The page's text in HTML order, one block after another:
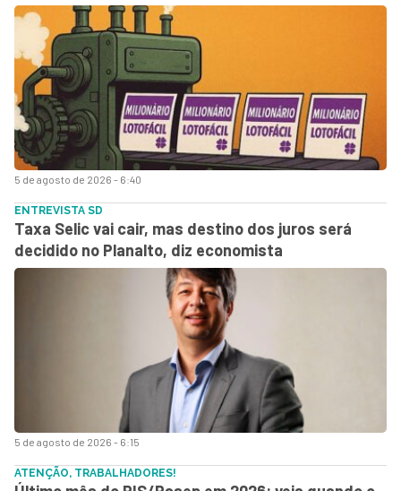
5 de agosto de 2026 - 6:40
5 de agosto de 2026 - 6:15
ENTREVISTA SD
Taxa Selic vai cair, mas destino dos juros será
decidido no Planalto, diz economista
ATENÇÃO, TRABALHADORES!